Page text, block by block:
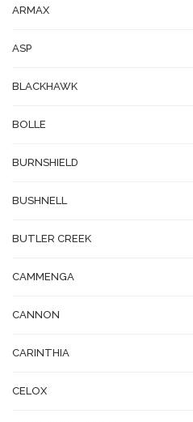
ARMAX
ASP
BLACKHAWK
BOLLE
BURNSHIELD
BUSHNELL
BUTLER CREEK
CAMMENGA
CANNON
CARINTHIA
CELOX